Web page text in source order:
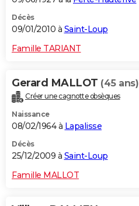
Décès
09/01/2010 à Saint-Loup
Famille TARIANT
Gerard MALLOT (45 ans)
Créer une cagnotte obsèques
Naissance
08/02/1964 à Lapalisse
Décès
25/12/2009 à Saint-Loup
Famille MALLOT